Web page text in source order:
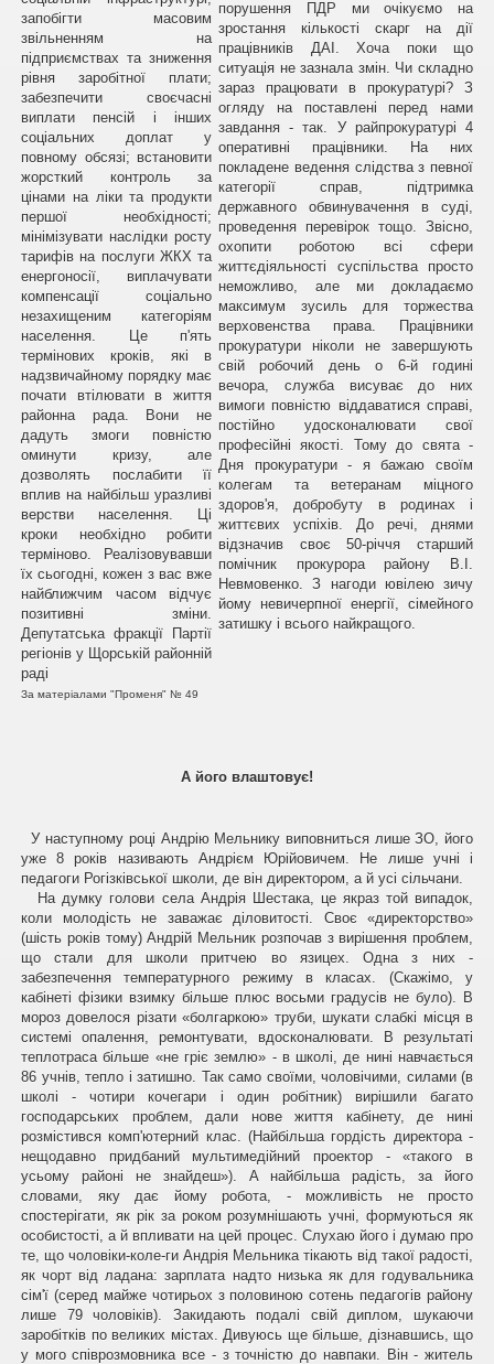
запобігти масовим
звільненням на
підприємствах та зниження
рівня заробітної плати;
забезпечити своєчасні
виплати пенсій і інших
соціальних доплат у
повному обсязі; встановити
жорсткий контроль за
цінами на ліки та продукти
першої необхідності;
мінімізувати наслідки росту
тарифів на послуги ЖКХ та
енергоносії, виплачувати
компенсації соціально
незахищеним категоріям
населення. Це п'ять
термінових кроків, які в
надзвичайному порядку має
почати втілювати в життя
районна рада. Вони не
дадуть змоги повністю
оминути кризу, але
дозволять послабити її
вплив на найбільш уразливі
верстви населення. Ці
кроки необхідно робити
терміново. Реалізовувавши
їх сьогодні, кожен з вас вже
найближчим часом відчує
позитивні зміни.
Депутатська фракції Партії
регіонів у Щорській районній
раді
За матеріалами "Променя" № 49
порушення ПДР ми очікуємо на
зростання кількості скарг на дії
працівників ДАІ. Хоча поки що
ситуація не зазнала змін. Чи складно
зараз працювати в прокуратурі? З
огляду на поставлені перед нами
завдання - так. У райпрокуратурі 4
оперативні працівники. На них
покладене ведення слідства з певної
категорії справ, підтримка
державного обвинувачення в суді,
проведення перевірок тощо. Звісно,
охопити роботою всі сфери
життєдіяльності суспільства просто
неможливо, але ми докладаємо
максимум зусиль для торжества
верховенства права. Працівники
прокуратури ніколи не завершують
свій робочий день о 6-й годині
вечора, служба висуває до них
вимоги повністю віддаватися справі,
постійно удосконалювати свої
професійні якості. Тому до свята -
Дня прокуратури - я бажаю своїм
колегам та ветеранам міцного
здоров'я, добробуту в родинах і
життєвих успіхів. До речі, днями
відзначив своє 50-річчя старший
помічник прокурора району В.І.
Невмовенко. З нагоди ювілею зичу
йому невичерпної енергії, сімейного
затишку і всього найкращого.
А його влаштовує!
У наступному році Андрію Мельнику виповниться лише ЗО, його
уже 8 років називають Андрієм Юрійовичем. Не лише учні і
педагоги Рогізківської школи, де він директором, а й усі сільчани.
На думку голови села Андрія Шестака, це якраз той випадок,
коли молодість не заважає діловитості. Своє «директорство»
(шість років тому) Андрій Мельник розпочав з вирішення проблем,
що стали для школи притчею во язицех. Одна з них -
забезпечення температурного режиму в класах. (Скажімо, у
кабінеті фізики взимку більше плюс восьми градусів не було). В
мороз довелося різати «болгаркою» труби, шукати слабкі місця в
системі опалення, ремонтувати, вдосконалювати. В результаті
теплотраса більше «не гріє землю» - в школі, де нині навчається
86 учнів, тепло і затишно. Так само своїми, чоловічими, силами (в
школі - чотири кочегари і один робітник) вирішили багато
господарських проблем, дали нове життя кабінету, де нині
розмістився комп'ютерний клас. (Найбільша гордість директора -
нещодавно придбаний мультимедійний проектор - «такого в
усьому районі не знайдеш»). А найбільша радість, за його
словами, яку дає йому робота, - можливість не просто
спостерігати, як рік за роком розумнішають учні, формуються як
особистості, а й впливати на цей процес. Слухаю його і думаю про
те, що чоловіки-коле-ги Андрія Мельника тікають від такої радості,
як чорт від ладана: зарплата надто низька як для годувальника
сім'ї (серед майже чотирьох з половиною сотень педагогів району
лише 79 чоловіків). Закидають подалі свій диплом, шукаючи
заробітків по великих містах. Дивуюсь ще більше, дізнавшись, що
у мого співрозмовника все - з точністю до навпаки. Він - житель